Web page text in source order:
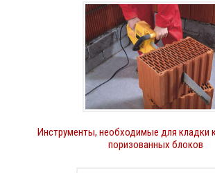
Инструменты, необходимые для кладки
поризованных блоков